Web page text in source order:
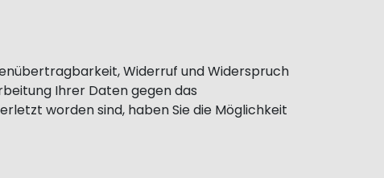
Widerruf und Widerspruch
Ihrer Daten gegen das
worden sind, haben Sie die Möglichkeit